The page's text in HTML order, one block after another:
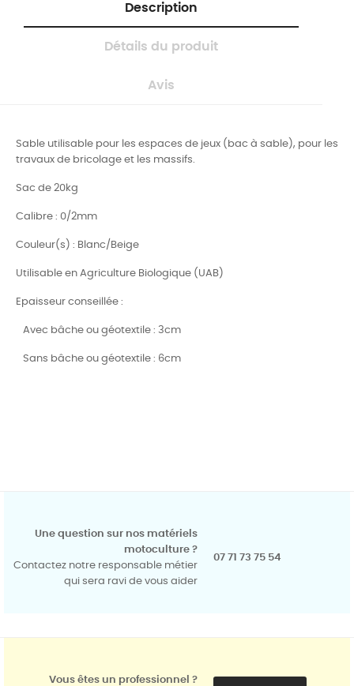
Description
Détails du produit
Avis
Sable utilisable pour les espaces de jeux (bac à sable), pour les
travaux de bricolage et les massifs.
Sac de 20kg
Calibre : 0/2mm
Couleur(s) : Blanc/Beige
Utilisable en Agriculture Biologique (UAB)
Epaisseur conseillée :
Avec bâche ou géotextile : 3cm
Sans bâche ou géotextile : 6cm
Une question sur nos matériels
motoculture ?
Contactez notre responsable métier
qui sera ravi de vous aider
07 71 73 75 54
Vous êtes un professionnel ?